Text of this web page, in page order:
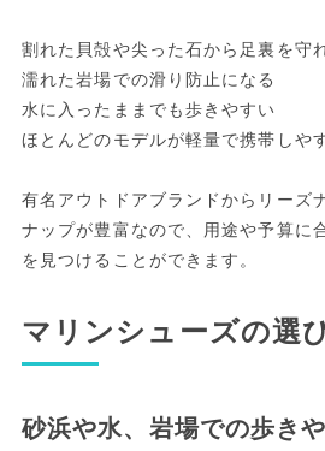
割れた貝殻や尖った石から足裏を守
濡れた岩場での滑り防止になる
水に入ったままでも歩きやすい
ほとんどのモデルが軽量で携帯しや
有名アウトドアブランドからリーズ
ナップが豊富なので、用途や予算に
を見つけることができます。
マリンシューズの選
砂浜や水、岩場での歩き